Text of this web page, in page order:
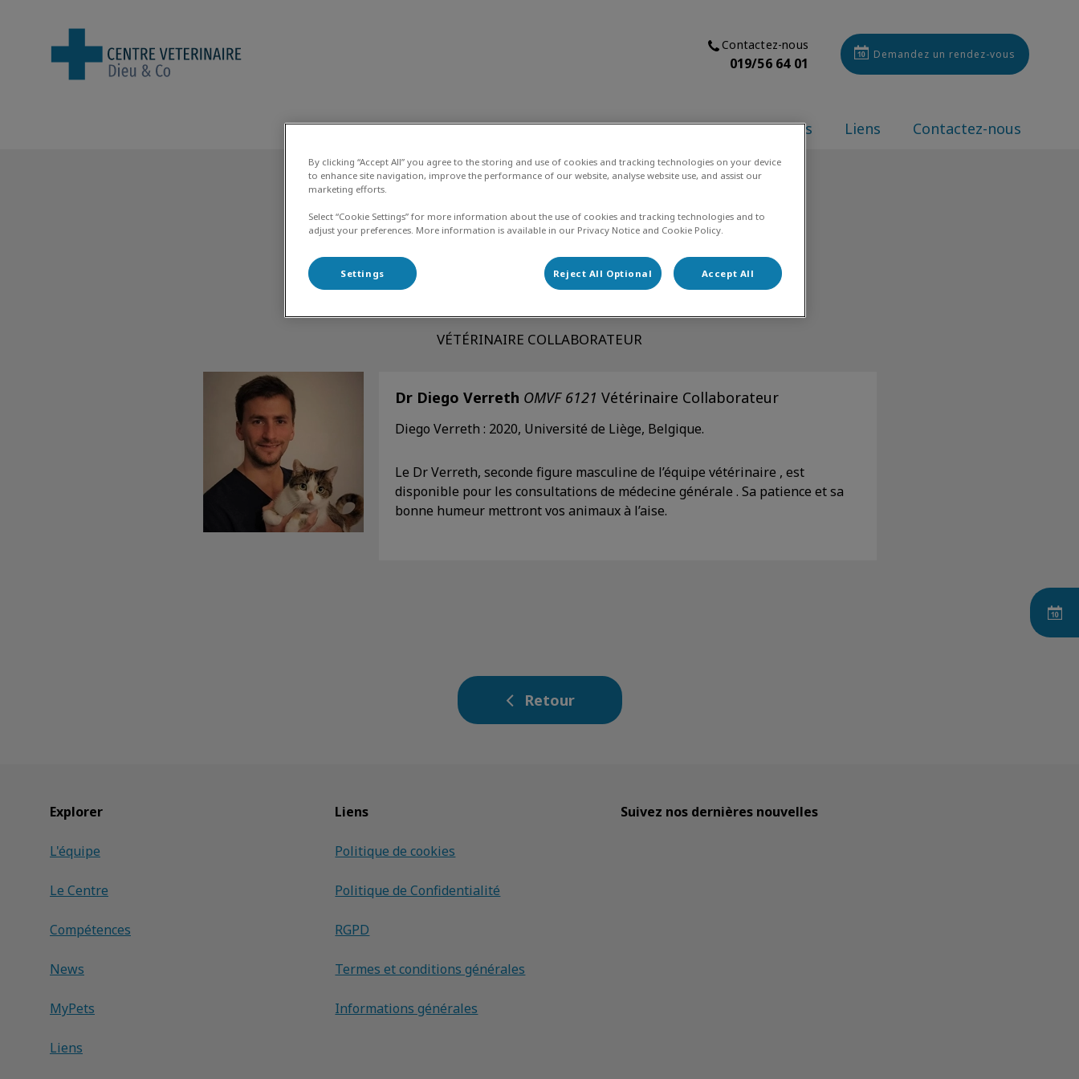
Page d'accueil de Centre Vétérinaire Dieu & Co
Contactez-nous
019/56 64 01 Demandez un rendez-vous
L'équipe Le Centre Compétences News MyPets Liens Contactez-nous
Dr Diego Verreth
VÉTÉRINAIRE COLLABORATEUR
Dr Diego Verreth OMVF 6121 Vétérinaire Collaborateur
Diego Verreth : 2020, Université de Liège, Belgique.
Le Dr Verreth, seconde figure masculine de l’équipe vétérinaire , est
disponible pour les consultations de médecine générale . Sa patience et sa
bonne humeur mettront vos animaux à l’aise.
Retour
Explorer
L'équipe
Le Centre
Compétences
News
MyPets
Liens
Liens
Politique de cookies
Politique de Confidentialité
RGPD
Termes et conditions générales
Informations générales
Suivez nos dernières nouvelles
By clicking “Accept All” you agree to the storing and use of cookies and tracking technologies on your device
to enhance site navigation, improve the performance of our website, analyse website use, and assist our
marketing efforts.
Select “Cookie Settings” for more information about the use of cookies and tracking technologies and to
adjust your preferences. More information is available in our Privacy Notice and Cookie Policy.
Settings Reject All Optional Accept All